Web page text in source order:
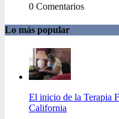
0 Comentarios
Lo más popular
El inicio de la Terapia
California